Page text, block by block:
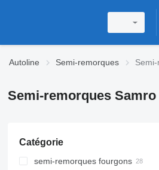
Autoline Semi-remorques
Semi-remorques Samro
Catégorie
semi-remorques fourgons